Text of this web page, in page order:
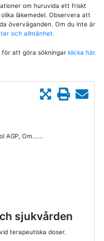
om huruvida ett friskt
läkemedel. Observera att
överväganden. Om du inte är
och allmänhet.
för att göra sökningar klicka här.
AGP, Om......
sjukvården
terapeutiska doser.